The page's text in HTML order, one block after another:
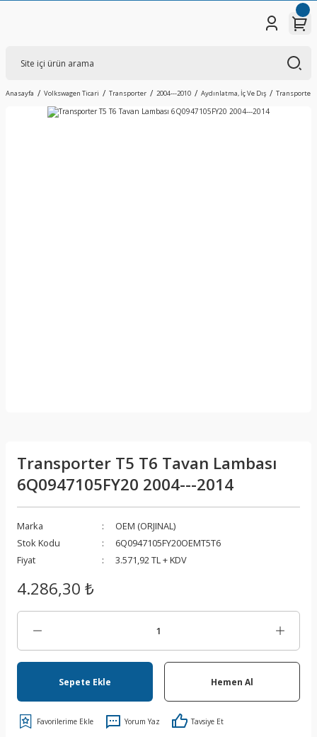
Anasayfa Volkswagen Ticari Transporter 2004---2010 Aydınlatma, İç Ve Dış Transporter
Transporter T5 T6 Tavan Lambası
6Q0947105FY20 2004---2014
Marka
OEM (ORJINAL)
Stok Kodu
6Q0947105FY20OEMT5T6
Fiyat
3.571,92 TL + KDV
4.286,30 ₺
Sepete Ekle Hemen Al
Yorum Yaz Tavsiye Et